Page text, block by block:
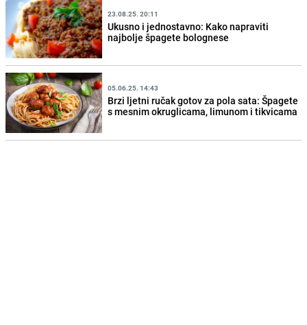
23.08.25. 20:11
Ukusno i jednostavno: Kako napraviti
najbolje špagete bolognese
05.06.25. 14:43
Brzi ljetni ručak gotov za pola sata: Špagete
s mesnim okruglicama, limunom i tikvicama